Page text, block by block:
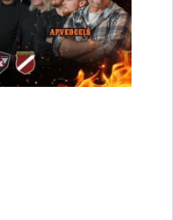
savā e-pastā.